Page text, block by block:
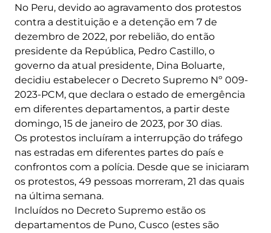
No Peru, devido ao agravamento dos protestos
contra a destituição e a detenção em 7 de
dezembro de 2022, por rebelião, do então
presidente da República, Pedro Castillo, o
governo da atual presidente, Dina Boluarte,
decidiu estabelecer o Decreto Supremo Nº 009-
2023-PCM, que declara o estado de emergência
em diferentes departamentos, a partir deste
domingo, 15 de janeiro de 2023, por 30 dias.
Os protestos incluíram a interrupção do tráfego
nas estradas em diferentes partes do país e
confrontos com a polícia. Desde que se iniciaram
os protestos, 49 pessoas morreram, 21 das quais
na última semana.
Incluídos no Decreto Supremo estão os
departamentos de Puno, Cusco (estes são